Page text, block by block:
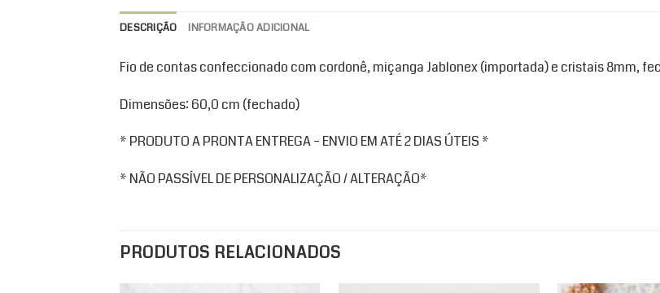
DESCRIÇÃO INFORMAÇÃO ADICIONAL
Fio de contas confeccionado com cordonê, miçanga Jablonex (importada) e cristais 8mm,
Dimensões: 60,0 cm (fechado)
* PRODUTO A PRONTA ENTREGA – ENVIO EM ATÉ 2 DIAS ÚTEIS *
* NÃO PASSÍVEL DE PERSONALIZAÇÃO / ALTERAÇÃO*
PRODUTOS RELACIONADOS